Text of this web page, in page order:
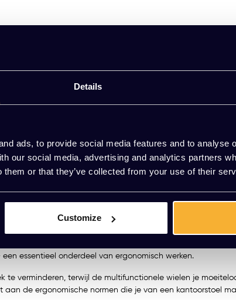
Details
ads, to provide social media features and to analyse
our social media, advertising and analytics partners
them or that they’ve collected from your use of their
Customize
Pro zwart is ontworpen voor dagelijks intensief
mee met jouw lichaam en biedt hij de juiste tegendruk,
essentieel onderdeel van ergonomisch werken.
verminderen, terwijl de multifunctionele wielen je
de ergonomische normen die je van een kantoorstoel